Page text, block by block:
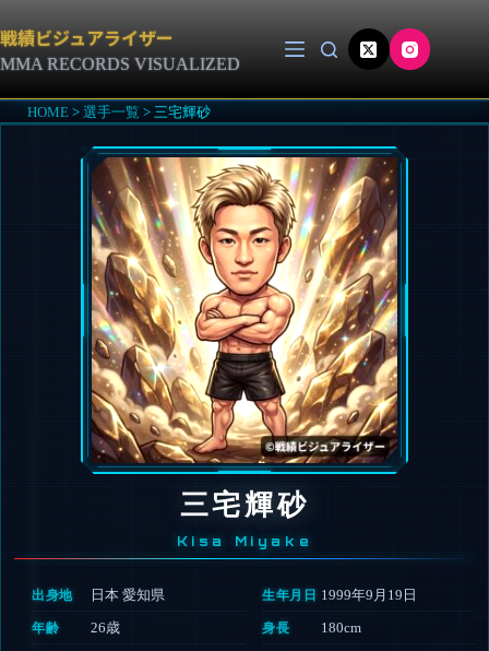
ン
テ
ツ
へ
戦績ビジュアライザー
MMA RECORDS VISUALIZED
HOME > 選手一覧 > 三宅輝砂
三宅輝砂
Kisa Miyake
出身地 日本 愛知県 生年月日 1999年9月19日
年齢 26歳 身長 180cm